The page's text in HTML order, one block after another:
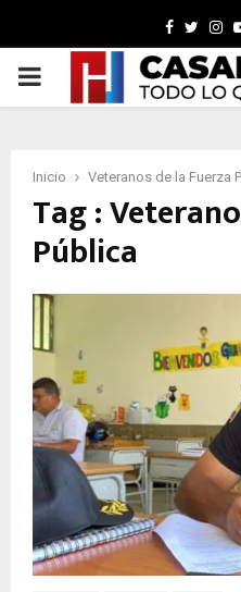
Facebook
PRIMARY
Inicio Veteranos de la Fuerza
Tag :
Pública